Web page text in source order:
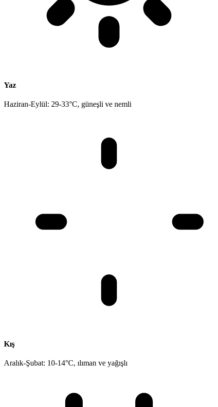
Yaz
Haziran-Eylül: 29-33°C, güneşli ve nemli
Kış
Aralık-Şubat: 10-14°C, ılıman ve yağışlı